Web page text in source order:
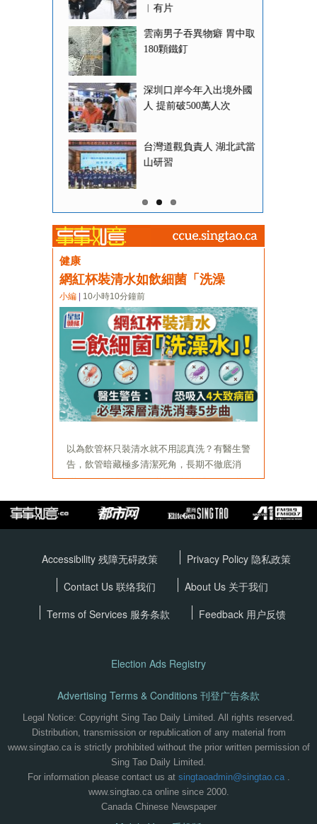
Accessibility 残障无碍政策 Privacy Policy 隐私政策
Contact Us 联络我们
About Us 关于我们
Terms of Services 服务条款 Feedback 用户反馈
Election Ads Registry
Advertising Terms & Conditions 刊登广告条款
Legal Notice: Copyright Sing Tao Daily Limited. All rights reserved.
Distribution, transmission or republication of any material from
www.singtao.ca is strictly prohibited without the prior written permission of
Sing Tao Daily Limited.
For information please contact us at singtaoadmin@singtao.ca.
www.singtao.ca online since 2000.
Canada Chinese Newspaper